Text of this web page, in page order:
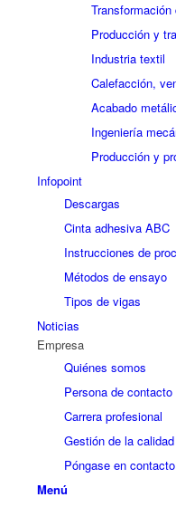
Producción y
Industria textil
Calefacción,
Acabado
Ingeniería
Producción y
Infopoint
Descargas
Cinta adhesiva ABC
Instrucciones de
Métodos de ensayo
Tipos de vigas
Noticias
Empresa
Quiénes somos
Persona de contacto
Carrera profesional
Gestión de la calidad
Póngase en
Menú